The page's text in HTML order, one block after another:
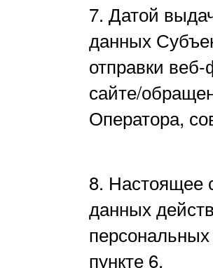
7. Датой
данных
отправки
сайте/
Оператора,
8. Настоящее
данных
пункте 6.